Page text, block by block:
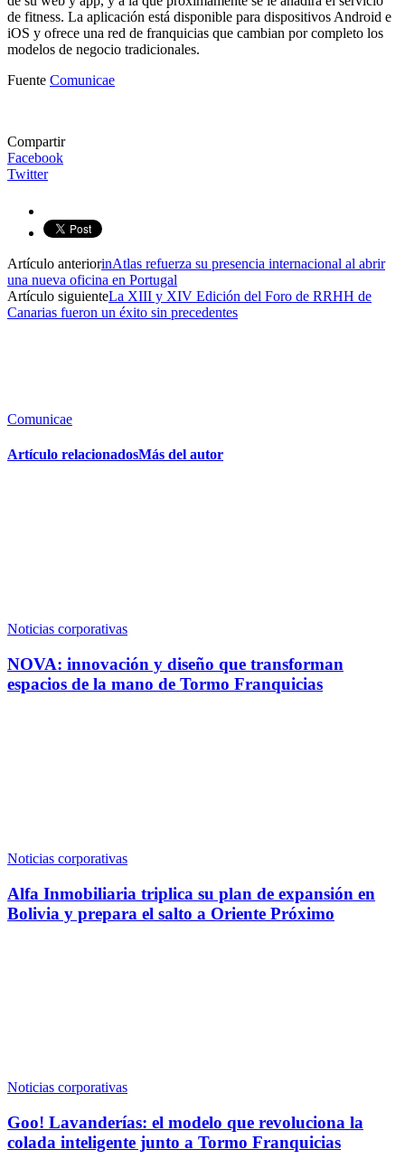
de fitness. La aplicación está disponible para dispositivos Android e
iOS y ofrece una red de franquicias que cambian por completo los
modelos de negocio tradicionales.
Fuente Comunicae
Compartir
Facebook
Twitter
Artículo anteriorinAtlas refuerza su presencia internacional al abrir
una nueva oficina en Portugal
Artículo siguienteLa XIII y XIV Edición del Foro de RRHH de
Canarias fueron un éxito sin precedentes
Comunicae
Artículo relacionadosMás del autor
Noticias corporativas
NOVA: innovación y diseño que transforman
espacios de la mano de Tormo Franquicias
Noticias corporativas
Alfa Inmobiliaria triplica su plan de expansión en
Bolivia y prepara el salto a Oriente Próximo
Noticias corporativas
Goo! Lavanderías: el modelo que revoluciona la
colada inteligente junto a Tormo Franquicias